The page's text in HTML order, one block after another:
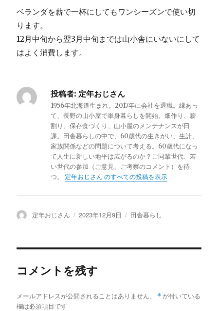
ベランダを薪で一杯にしてもワンシーズンで使い切
ります。
12月中旬から翌3月中旬までは山小舎にいないにして
はよく消費します。
投稿者: 定年おじさん
1956年北海道生まれ。2017年に会社を退職。縁あっ
て、長野の山小屋で単身暮らしを開始。畑作り、薪
割り、保存食づくり、山小屋のメンテナンスが日
課。田舎暮らしの中で、60歳代の生きがい、生計、
家族関係などの問題について考える。60歳代になっ
て人生に新しい地平は広がるのか？ご同輩世代、若
い世代の参加（ご意見、ご考察のコメント）を待
つ。 定年おじさん のすべての投稿を表示
投
定年おじさん
投
2023年12月9日
カ
田舎暮らし
コメントを残す
メールアドレスが公開されることはありません。 * が付いている
欄は必須項目です